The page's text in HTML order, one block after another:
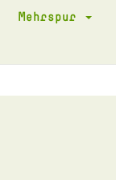
Mehrspur